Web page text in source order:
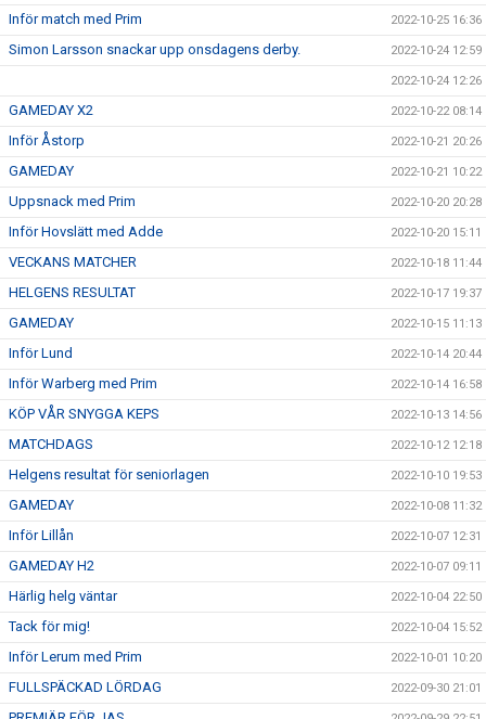
Inför match med Prim 2022-10-25 16:36
Simon Larsson snackar upp onsdagens derby. 2022-10-24 12:59
2022-10-24 12:26
GAMEDAY X2 2022-10-22 08:14
Inför Åstorp 2022-10-21 20:26
GAMEDAY 2022-10-21 10:22
Uppsnack med Prim 2022-10-20 20:28
Inför Hovslätt med Adde 2022-10-20 15:11
VECKANS MATCHER 2022-10-18 11:44
HELGENS RESULTAT 2022-10-17 19:37
GAMEDAY 2022-10-15 11:13
Inför Lund 2022-10-14 20:44
Inför Warberg med Prim 2022-10-14 16:58
KÖP VÅR SNYGGA KEPS 2022-10-13 14:56
MATCHDAGS 2022-10-12 12:18
Helgens resultat för seniorlagen 2022-10-10 19:53
GAMEDAY 2022-10-08 11:32
Inför Lillån 2022-10-07 12:31
GAMEDAY H2 2022-10-07 09:11
Härlig helg väntar 2022-10-04 22:50
Tack för mig! 2022-10-04 15:52
Inför Lerum med Prim 2022-10-01 10:20
FULLSPÄCKAD LÖRDAG 2022-09-30 21:01